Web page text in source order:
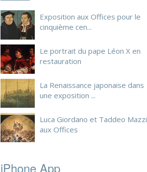
Exposition aux Offices pour le
cinquième cen...
Le portrait du pape Léon X en
restauration
La Renaissance japonaise dans
une exposition ...
Luca Giordano et Taddeo Mazzi
aux Offices
iPhone App